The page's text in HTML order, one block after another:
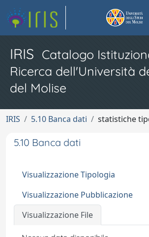
IRIS Catalogo
Ricerca dell'Università
del Molise
IRIS 5.10 Banca dati statistiche
5.10 Banca dati
Visualizzazione Tipologia
Visualizzazione Pubblicazione
Visualizzazione File